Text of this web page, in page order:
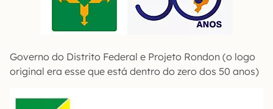
Governo do Distrito Federal e Projeto Rondon (o logo
original era esse que está dentro do zero dos 50 anos)